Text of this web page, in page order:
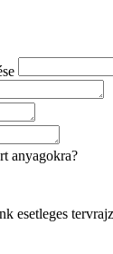
anyagokra?
esetleges